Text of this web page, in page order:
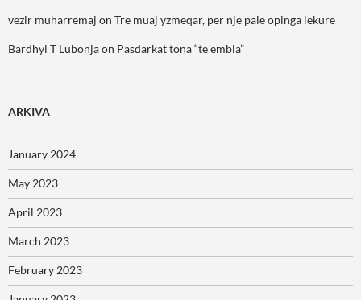
vezir muharremaj on Tre muaj yzmeqar, per nje pale opinga lekure
Bardhyl T Lubonjaon Pasdarkat tona “te embla”
ARKIVA
January 2024
May 2023
April 2023
March 2023
February 2023